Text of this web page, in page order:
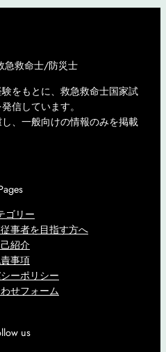
急救命士/防災士
をもとに、救急救命士国家試
信しています。
、一般向けの情報のみを掲載
ゴリー
事者を目指す方へ
紹介
事項
ーポリシー
せフォーム
us